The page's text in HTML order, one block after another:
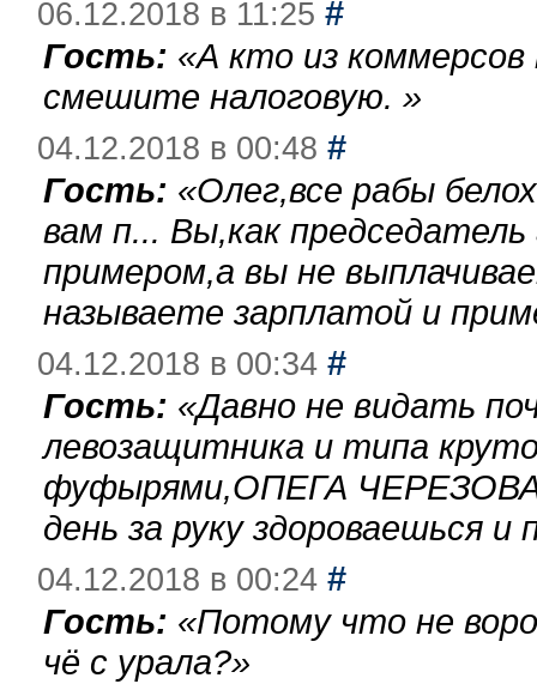
06.12.2018 в 11:25 #
Гость: «А кто из
смешите налоговую. »
04.12.2018 в 00:48 #
Гость: «Олег,все рабы
вам п... Вы,как
примером,а вы не
называете зарплатой и
04.12.2018 в 00:34 #
Гость: «Давно не видать
левозащитника и типа
фуфырями,ОПЕГА
день за руку здороваешься
04.12.2018 в 00:24 #
Гость: «Потому что не
чё с урала?»